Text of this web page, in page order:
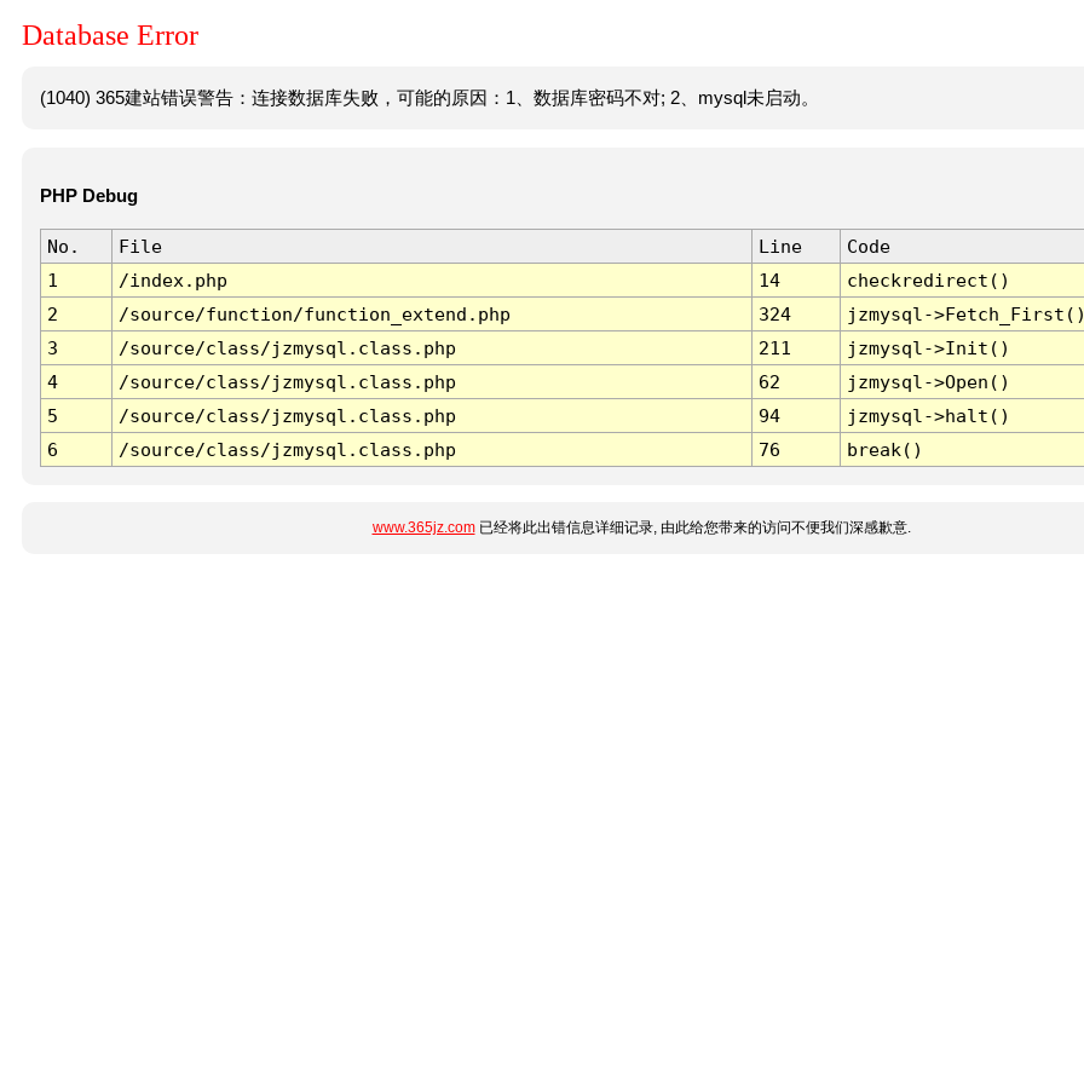
Database Error
(1040) 365建站错误警告：连接数据库失败，可能的原因：1、数据库密码不对; 2、mysql未启动。
PHP Debug
No. File Line
Code
1
/index.php 14
checkredirect()
2
/source/function/function_extend.php 324
jzmysql-
3
/source/class/jzmysql.class.php 211
jzmysql->Init()
4
/source/class/jzmysql.class.php 62
jzmysql->Open()
5
/source/class/jzmysql.class.php 94
jzmysql->halt()
6
/source/class/jzmysql.class.php 76 break()
www.365jz.com已经将此出错信息详细记录, 由此给您带来的访问不便我们深感歉意.